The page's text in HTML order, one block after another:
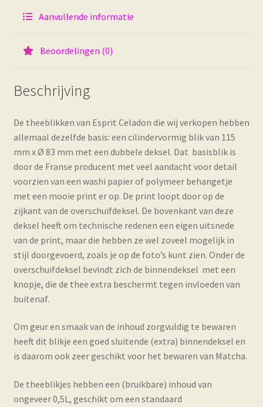
Aanvullende informatie
Beoordelingen (0)
Beschrijving
De theeblikken van Esprit Celadon die wij verkopen hebben
allemaal dezelfde basis: een cilindervormig blik van 115
mm x Ø 83 mm met een dubbele deksel. Dat basisblik is
door de Franse producent met veel aandacht voor detail
voorzien van een washi papier of polymeer behangetje
met een mooie print er op. De print loopt door op de
zijkant van de overschuifdeksel. De bovenkant van deze
deksel heeft om technische redenen een eigen uitsnede
van de print, maar die hebben ze wel zoveel mogelijk in
stijl doorgevoerd, zoals je op de foto’s kunt zien. Onder de
overschuifdeksel bevindt zich de binnendeksel met een
knopje, die de thee extra beschermt tegen invloeden van
buitenaf.
Om geur en smaak van de inhoud zorgvuldig te bewaren
heeft dit blikje een goed sluitende (extra) binnendeksel en
is daarom ook zeer geschikt voor het bewaren van Matcha.
De theeblikjes hebben een (bruikbare) inhoud van
ongeveer 0,5L, geschikt om een standaard